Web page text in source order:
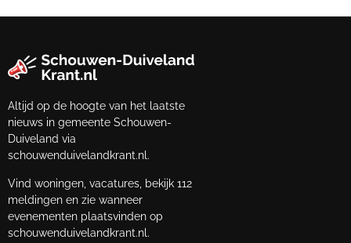
Altijd op de hoogte van het laatste
nieuws in gemeente Schouwen-
Duiveland via
schouwenduivelandkrant.nl.
Vind woningen, vacatures, bekijk 112
meldingen en zie wanneer
evenementen plaatsvinden op
schouwenduivelandkrant.nl.